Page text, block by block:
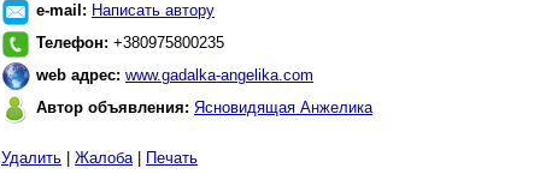
e-mail: Написать автору
Телефон: +380975800235
web адрес: www.gadalka-angelika.com
Автор объявления: Ясновидящая Анжелика
Удалить Жалоба| Печать